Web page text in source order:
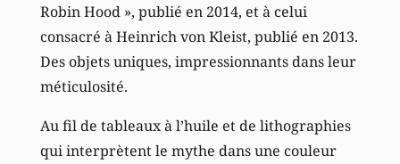
Robin Hood », publié en 2014, et à celui
consacré à Heinrich von Kleist, publié en 2013.
Des objets uniques, impressionnants dans leur
méticulosité.
Au fil de tableaux à l’huile et de lithographies
qui interprètent le mythe dans une couleur